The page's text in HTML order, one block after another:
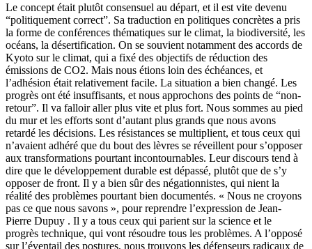
Le concept était plutôt consensuel au départ, et il est vite devenu
“politiquement correct”. Sa traduction en politiques concrètes a pris
la forme de conférences thématiques sur le climat, la biodiversité, les
océans, la désertification. On se souvient notamment des accords de
Kyoto sur le climat, qui a fixé des objectifs de réduction des
émissions de CO2. Mais nous étions loin des échéances, et
l’adhésion était relativement facile. La situation a bien changé. Les
progrès ont été insuffisants, et nous approchons des points de “non-
retour”. Il va falloir aller plus vite et plus fort. Nous sommes au pied
du mur et les efforts sont d’autant plus grands que nous avons
retardé les décisions. Les résistances se multiplient, et tous ceux qui
n’avaient adhéré que du bout des lèvres se réveillent pour s’opposer
aux transformations pourtant incontournables. Leur discours tend à
dire que le développement durable est dépassé, plutôt que de s’y
opposer de front. Il y a bien sûr des négationnistes, qui nient la
réalité des problèmes pourtant bien documentés. « Nous ne croyons
pas ce que nous savons », pour reprendre l’expression de Jean-
Pierre Dupuy . Il y a tous ceux qui parient sur la science et le
progrès technique, qui vont résoudre tous les problèmes. A l’opposé
sur l’éventail des postures, nous trouvons les défenseurs radicaux de